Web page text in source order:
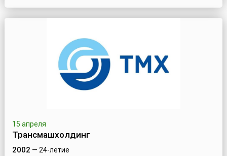
15 апреля
Трансмашхолдинг
2002 — 24-летие